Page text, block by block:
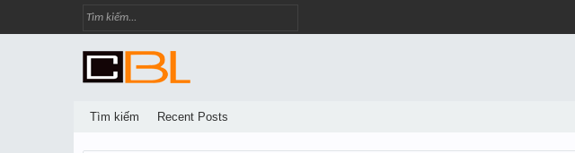
Tìm kiếm Recent Posts